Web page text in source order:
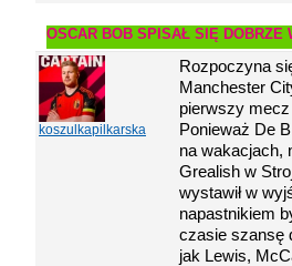
OSCAR BOB SPISAŁ SIĘ DOBRZE
koszulkapilkarska
Rozpoczyna
Manchester
pierwszy
Ponieważ De
na wakacjach,
Grealish w
wystawił w
napastnikiem
czasie szansę
jak Lewis,